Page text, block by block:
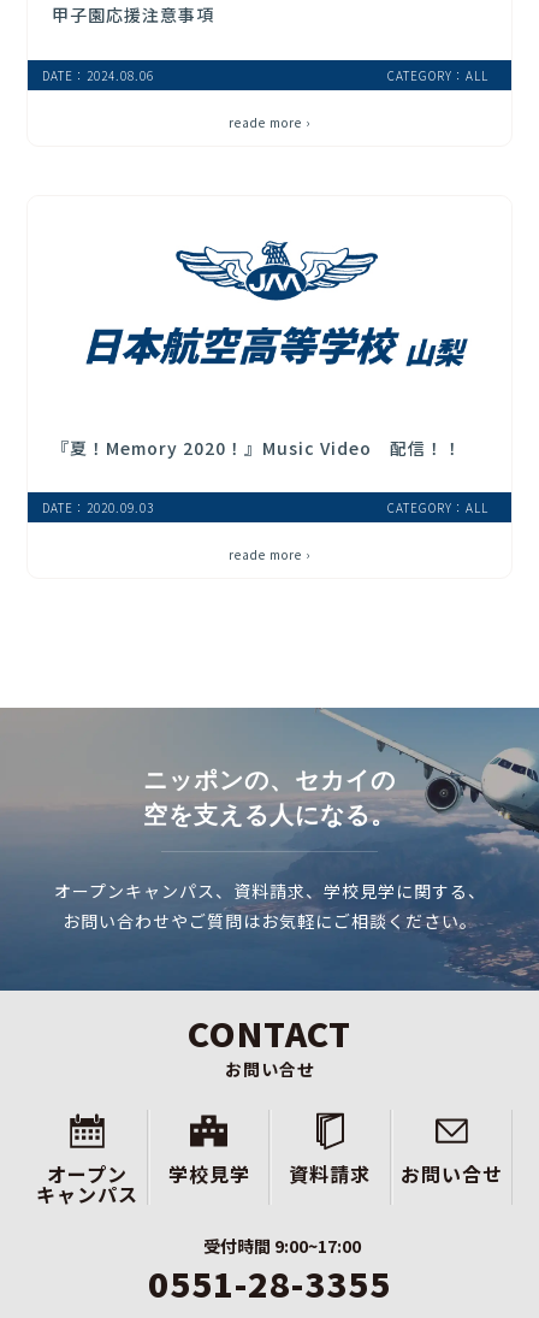
甲子園応援注意事項
DATE：2024.08.06 CATEGORY：ALL
reade more ›
『夏！Memory 2020！』Music Video 配信！！
DATE：2020.09.03 CATEGORY：ALL
reade more ›
ニッポンの、セカイの
空を支える人になる。
オープンキャンパス、資料請求、学校見学に関する、
お問い合わせやご質問はお気軽にご相談ください。
CONTACT
お問い合せ
オープン
キャンパス
学校見学 資料請求 お問い合せ
受付時間 9:00~17:00
0551-28-3355